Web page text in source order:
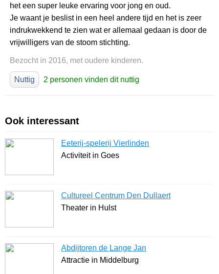
het een super leuke ervaring voor jong en oud.
Je waant je beslist in een heel andere tijd en het is zeer
indrukwekkend te zien wat er allemaal gedaan is door de
vrijwilligers van de stoom stichting.
Bezocht in 2016, met oudere kinderen.
Nuttig 2 personen vinden dit nuttig
Ook interessant
Eeterij-spelerij Vierlinden
Activiteit in Goes
Cultureel Centrum Den Dullaert
Theater in Hulst
Abdijtoren de Lange Jan
Attractie in Middelburg